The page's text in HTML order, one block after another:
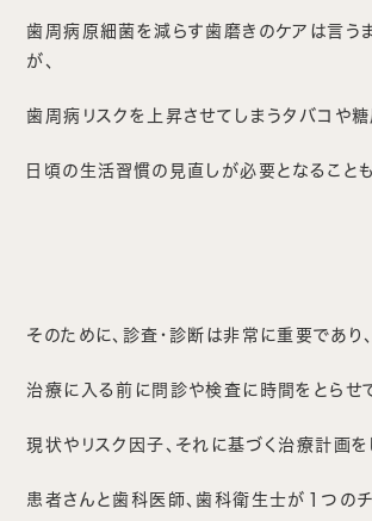
歯周病原細菌を減らす歯磨きのケアは言う
が、
歯周病リスクを上昇させてしまうタバコや
日頃の生活習慣の見直しが必要となることも
そのために、診査・診断は非常に重要であり、
治療に入る前に問診や検査に時間をとらせて
現状やリスク因子、それに基づく治療計画を
患者さんと歯科医師、歯科衛生士が１つの